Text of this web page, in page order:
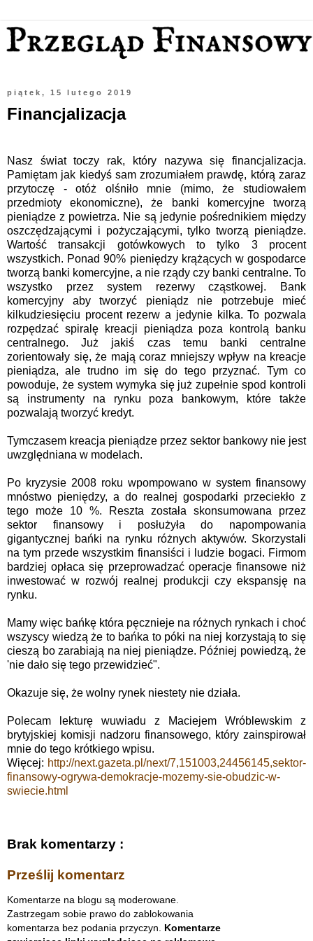
piątek, 15 lutego 2019
Financjalizacja
Nasz świat toczy rak, który nazywa się financjalizacja.
Pamiętam jak kiedyś sam zrozumiałem prawdę, którą zaraz
przytoczę - otóż olśniło mnie (mimo, że studiowałem
przedmioty ekonomiczne), że banki komercyjne tworzą
pieniądze z powietrza. Nie są jedynie pośrednikiem między
oszczędzającymi i pożyczającymi, tylko tworzą pieniądze.
Wartość transakcji gotówkowych to tylko 3 procent
wszystkich. Ponad 90% pieniędzy krążących w gospodarce
tworzą banki komercyjne, a nie rządy czy banki centralne. To
wszystko przez system rezerwy cząstkowej. Bank
komercyjny aby tworzyć pieniądz nie potrzebuje mieć
kilkudziesięciu procent rezerw a jedynie kilka. To pozwala
rozpędzać spiralę kreacji pieniądza poza kontrolą banku
centralnego. Już jakiś czas temu banki centralne
zorientowały się, że mają coraz mniejszy wpływ na kreacje
pieniądza, ale trudno im się do tego przyznać. Tym co
powoduje, że system wymyka się już zupełnie spod kontroli
są instrumenty na rynku poza bankowym, które także
pozwalają tworzyć kredyt.
Tymczasem kreacja pieniądze przez sektor bankowy nie jest
uwzględniana w modelach.
Po kryzysie 2008 roku wpompowano w system finansowy
mnóstwo pieniędzy, a do realnej gospodarki przeciekło z
tego może 10 %. Reszta została skonsumowana przez
sektor finansowy i posłużyła do napompowania
gigantycznej bańki na rynku różnych aktywów. Skorzystali
na tym przede wszystkim finansiści i ludzie bogaci. Firmom
bardziej opłaca się przeprowadzać operacje finansowe niż
inwestować w rozwój realnej produkcji czy ekspansję na
rynku.
Mamy więc bańkę która pęcznieje na różnych rynkach i choć
wszyscy wiedzą że to bańka to póki na niej korzystają to się
cieszą bo zarabiają na niej pieniądze. Później powiedzą, że
'nie dało się tego przewidzieć".
Okazuje się, że wolny rynek niestety nie działa.
Polecam lekturę wuwiadu z Maciejem Wróblewskim z
brytyjskiej komisji nadzoru finansowego, który zainspirował
mnie do tego krótkiego wpisu.
Więcej: http://next.gazeta.pl/next/7,151003,24456145,sektor-
finansowy-ogrywa-demokracje-mozemy-sie-obudzic-w-
swiecie.html
Brak komentarzy :
Prześlij komentarz
Komentarze na blogu są moderowane.
Zastrzegam sobie prawo do zablokowania
komentarza bez podania przyczyn. Komentarze